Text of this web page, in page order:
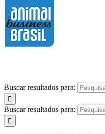
Buscar resultados para:
Buscar resultados para: